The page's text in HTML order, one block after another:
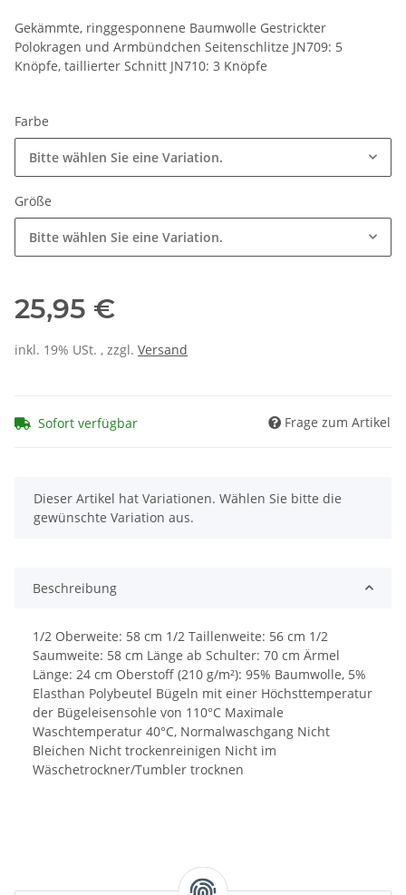
Gekämmte, ringgesponnene Baumwolle Gestrickter
Polokragen und Armbündchen Seitenschlitze JN709: 5
Knöpfe, taillierter Schnitt JN710: 3 Knöpfe
Farbe
Bitte wählen Sie eine Variation.
Größe
Bitte wählen Sie eine Variation.
25,95 €
inkl. 19% USt. , zzgl. Versand
Sofort verfügbar Frage zum Artikel
x
Dieser Artikel hat Variationen. Wählen Sie bitte die
gewünschte Variation aus.
Beschreibung
1/2 Oberweite: 58 cm 1/2 Taillenweite: 56 cm 1/2
Saumweite: 58 cm Länge ab Schulter: 70 cm Ärmel
Länge: 24 cm Oberstoff (210 g/m²): 95% Baumwolle, 5%
Elasthan Polybeutel Bügeln mit einer Höchsttemperatur
der Bügeleisensohle von 110°C Maximale
Waschtemperatur 40°C, Normalwaschgang Nicht
Bleichen Nicht trockenreinigen Nicht im
Wäschetrockner/Tumbler trocknen